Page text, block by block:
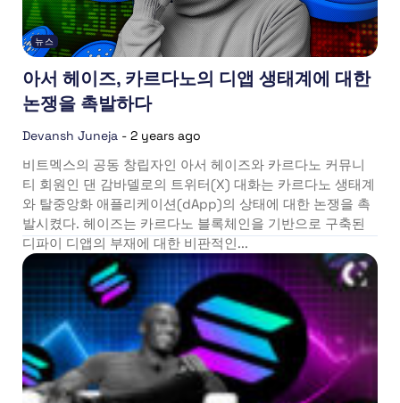
뉴스
아서 헤이즈, 카르다노의 디앱 생태계에 대한
논쟁을 촉발하다
Devansh Juneja - 2 years ago
비트멕스의 공동 창립자인 아서 헤이즈와 카르다노 커뮤니
티 회원인 댄 감바델로의 트위터(X) 대화는 카르다노 생태계
와 탈중앙화 애플리케이션(dApp)의 상태에 대한 논쟁을 촉
발시켰다. 헤이즈는 카르다노 블록체인을 기반으로 구축된
디파이 디앱의 부재에 대한 비판적인...